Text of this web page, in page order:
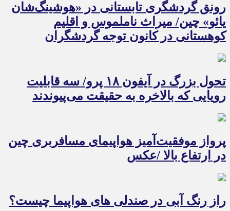
رونق گردشگری تابستانی در «هوشینگ‌شان
یائو» چین/ میراث ناملموس و اقلیم
کوهستانی در کانون توجه گردشگران
تحول بزرگ در آیفون ۱۸ پرو/ سه قابلیت
رویایی که بالاخره به حقیقت می‌پیوندند
پرواز موفقیت‌آمیز هواپیمای مسافربری چین
در ارتفاع بالا /عکس
راز رنگ آبی در صندلی های هواپیما چیست؟